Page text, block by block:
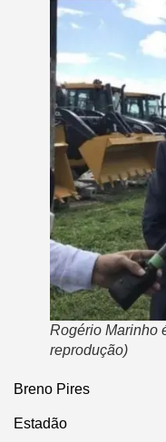
Rogério Marinho
reprodução)
Breno Pires
Estadão